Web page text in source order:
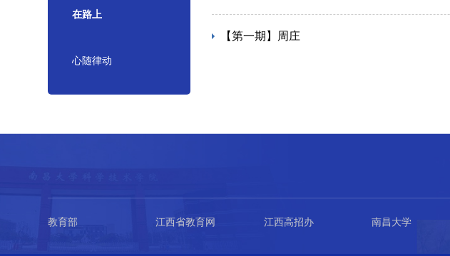
在路上
心随律动
【第一期】周庄
教育部 江西省教育网 江西高招办 南昌大学